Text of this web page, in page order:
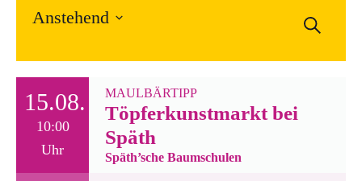
Suche
Anstehend
wählen.
15.08.
10:00
Uhr
MAULBÄRTIPP
Töpferkunstmarkt bei
Späth
Späth’sche Baumschulen